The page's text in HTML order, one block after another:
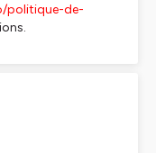
politique-de-